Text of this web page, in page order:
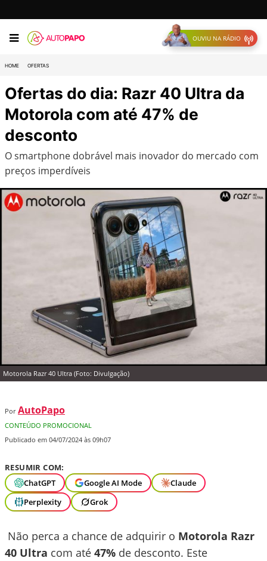
OUVIU NA RÁDIO
HOME OFERTAS
Ofertas do dia: Razr 40 Ultra da
Motorola com até 47% de
desconto
O smartphone dobrável mais inovador do mercado com
preços imperdíveis
Motorola Razr 40 Ultra (Foto: Divulgação)
Por AutoPapo
CONTEÚDO PROMOCIONAL
Publicado em 04/07/2024 às 09h07
RESUMIR COM:
ChatGPT
Google AI Mode
Claude
Perplexity
Grok
Não perca a chance de adquirir o Motorola Razr
40 Ultra com até 47% de desconto. Este